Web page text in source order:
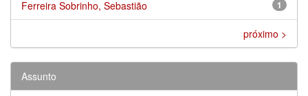
1
Ferreira Sobrinho, Sebastião
próximo >
Assunto